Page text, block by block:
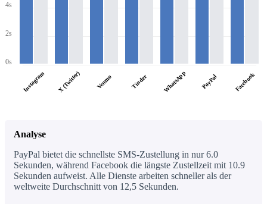
4s
2s
0s
Instagram X (Twitter) Venmo Tinder WhatsApp PayPal Facebook
Analyse
PayPal bietet die schnellste SMS-Zustellung in nur 6.0
Sekunden, während Facebook die längste Zustellzeit mit 10.9
Sekunden aufweist. Alle Dienste arbeiten schneller als der
weltweite Durchschnitt von 12,5 Sekunden.